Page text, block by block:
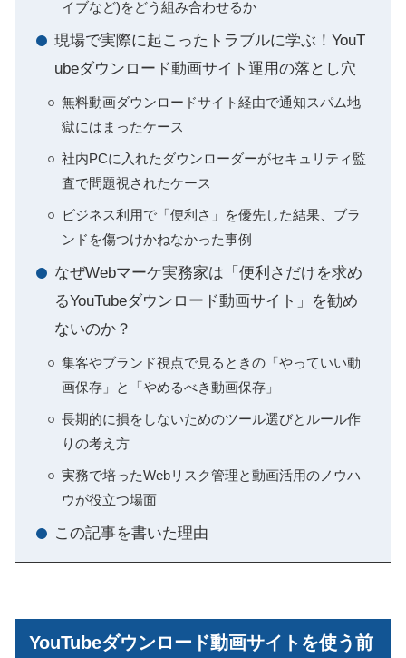
イブなど)をどう組み合わせるか
現場で実際に起こったトラブルに学ぶ！YouT
ubeダウンロード動画サイト運用の落とし穴
無料動画ダウンロードサイト経由で通知スパム地
獄にはまったケース
社内PCに入れたダウンローダーがセキュリティ監
査で問題視されたケース
ビジネス利用で「便利さ」を優先した結果、ブラ
ンドを傷つけかねなかった事例
なぜWebマーケ実務家は「便利さだけを求め
るYouTubeダウンロード動画サイト」を勧め
ないのか？
集客やブランド視点で見るときの「やっていい動
画保存」と「やめるべき動画保存」
長期的に損をしないためのツール選びとルール作
りの考え方
実務で培ったWebリスク管理と動画活用のノウハ
ウが役立つ場面
この記事を書いた理由
YouTubeダウンロード動画サイトを使う前